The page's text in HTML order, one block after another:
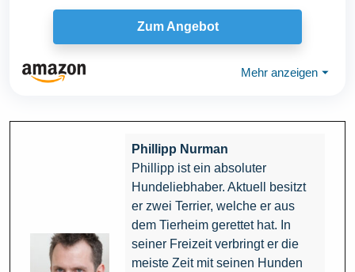
Zum Angebot
Mehr anzeigen ⏷
Phillipp Nurman
Phillipp ist ein absoluter
Hundeliebhaber. Aktuell besitzt
er zwei Terrier, welche er aus
dem Tierheim gerettet hat. In
seiner Freizeit verbringt er die
meiste Zeit mit seinen Hunden